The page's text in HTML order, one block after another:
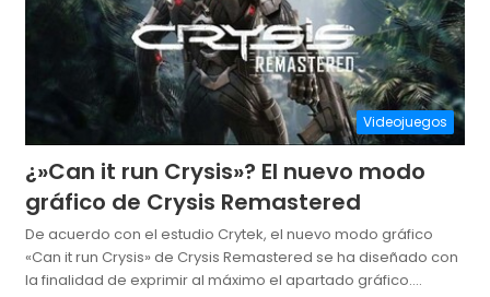
Videojuegos
¿»Can it run Crysis»? El nuevo modo
gráfico de Crysis Remastered
De acuerdo con el estudio Crytek, el nuevo modo gráfico
«Can it run Crysis» de Crysis Remastered se ha diseñado con
la finalidad de exprimir al máximo el apartado gráfico.…